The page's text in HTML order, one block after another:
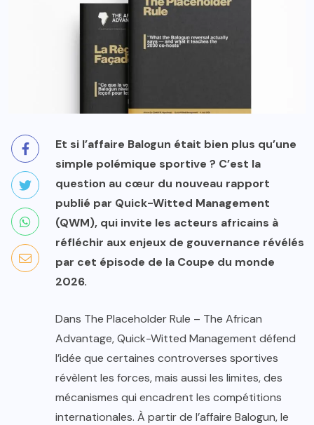
Et si l’affaire Balogun était bien plus qu’une
simple polémique sportive ? C’est la
question au cœur du nouveau rapport
publié par Quick-Witted Management
(QWM), qui invite les acteurs africains à
réfléchir aux enjeux de gouvernance révélés
par cet épisode de la Coupe du monde
2026.
Dans The Placeholder Rule – The African
Advantage, Quick-Witted Management défend
l’idée que certaines controverses sportives
révèlent les forces, mais aussi les limites, des
mécanismes qui encadrent les compétitions
internationales. À partir de l’affaire Balogun, le